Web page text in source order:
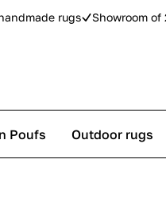
rugs Showroom of
Poufs Outdoor rugs